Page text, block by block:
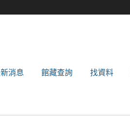
消息 館藏查詢 找資料